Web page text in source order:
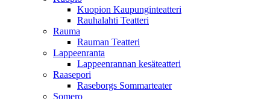
Kuopion Kaupunginteatteri
Rauhalahti Teatteri
Rauma
Rauman Teatteri
Lappeenranta
Lappeenrannan kesäteatteri
Raasepori
Raseborgs Sommarteater
Somero